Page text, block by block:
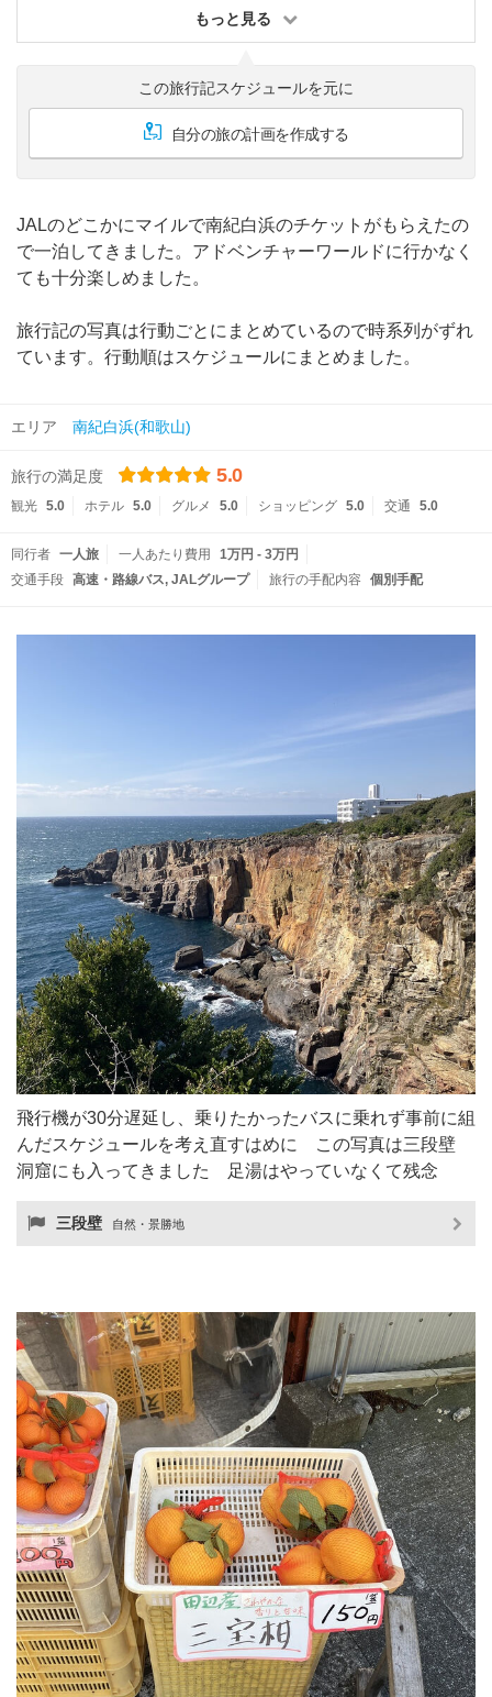
もっと見る
この旅行記スケジュールを元に
自分の旅の計画を作成する
JALのどこかにマイルで南紀白浜のチケットがもらえたの
で一泊してきました。アドベンチャーワールドに行かなく
ても十分楽しめました。
旅行記の写真は行動ごとにまとめているので時系列がずれ
ています。行動順はスケジュールにまとめました。
エリア 南紀白浜(和歌山)
旅行の満足度 5.0
観光 5.0 ホテル 5.0 グルメ 5.0 ショッピング 5.0 交通 5.0
同行者 一人旅 一人あたり費用
1万円 - 3万円
交通手段 高速・路線バス JALグループ 旅行の手配内容 個別手配
飛行機が30分遅延し、乗りたかったバスに乗れず事前に組
んだスケジュールを考え直すはめに この写真は三段壁
洞窟にも入ってきました 足湯はやっていなくて残念
三段壁 自然・景勝地